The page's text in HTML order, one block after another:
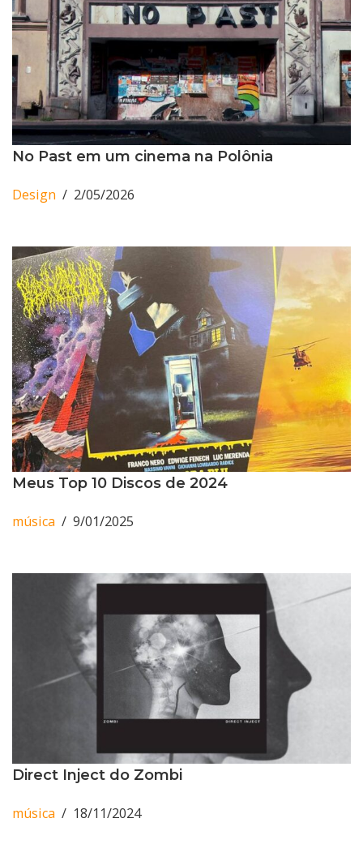
No Past em um cinema na Polônia
Design 2/05/2026
Meus Top 10 Discos de 2024
música 9/01/2025
Direct Inject do Zombi
música 18/11/2024